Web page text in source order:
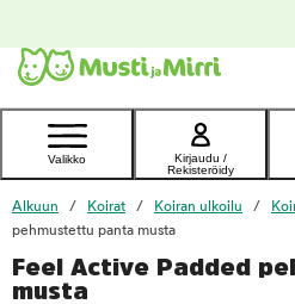
Ota yhteyttä
asiakaspalveluun
Valikko
Kirjaudu /
Rekisteröidy
Alkuun Koirat Koiran ulkoilu
pehmustettu panta musta
Feel Active Padded
musta
foo